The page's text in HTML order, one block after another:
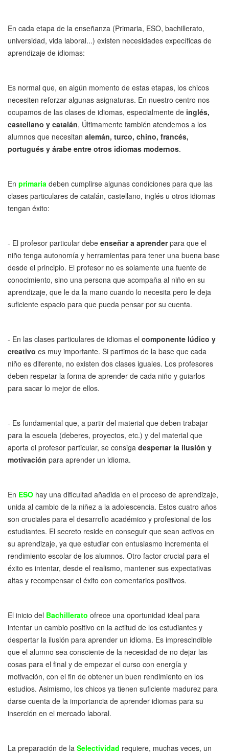
En cada etapa de la enseñanza (Primaria, ESO, bachillerato,
universidad, vida laboral...) existen necesidades expecíficas de
aprendizaje de idiomas:
Es normal que, en algún momento de estas etapas, los chicos
necesiten reforzar algunas asignaturas. En nuestro centro nos
ocupamos de las clases de idiomas, especialmente de inglés,
castellano y catalán, Últimamente también atendemos a los
alumnos que necesitan alemán, turco, chino, francés,
portugués y árabe entre otros idiomas modernos.
En primaria deben cumplirse algunas condiciones para que las
clases particulares de catalán, castellano, inglés u otros idiomas
tengan éxito:
- El profesor particular debe enseñar a aprenderpara que el
niño tenga autonomía y herramientas para tener una buena base
desde el principio. El profesor no es solamente una fuente de
conocimiento, sino una persona que acompaña al niño en su
aprendizaje, que le da la mano cuando lo necesita pero le deja
suficiente espacio para que pueda pensar por su cuenta.
- En las clases particulares de idiomas el componente lúdico y
creativo es muy importante. Si partimos de la base que cada
niño es diferente, no existen dos clases iguales. Los profesores
deben respetar la forma de aprender de cada niño y guiarlos
para sacar lo mejor de ellos.
- Es fundamental que, a partir del material que deben trabajar
para la escuela (deberes, proyectos, etc.) y del material que
aporta el profesor particular, se consiga despertar la ilusión y
motivación para aprender un idioma.
En ESO hay una dificultad añadida en el proceso de aprendizaje,
unida al cambio de la niñez a la adolescencia. Estos cuatro años
son cruciales para el desarrollo académico y profesional de los
estudiantes. El secreto reside en conseguir que sean activos en
su aprendizaje, ya que estudiar con entusiasmo incrementa el
rendimiento escolar de los alumnos. Otro factor crucial para el
éxito es intentar, desde el realismo, mantener sus expectativas
altas y recompensar el éxito con comentarios positivos.
El inicio del Bachillerato ofrece una oportunidad ideal para
intentar un cambio positivo en la actitud de los estudiantes y
despertar la ilusión para aprender un idioma. Es imprescindible
que el alumno sea consciente de la necesidad de no dejar las
cosas para el final y de empezar el curso con energía y
motivación, con el fin de obtener un buen rendimiento en los
estudios. Asimismo, los chicos ya tienen suficiente madurez para
darse cuenta de la importancia de aprender idiomas para su
inserción en el mercado laboral.
La preparación de la Selectividad requiere, muchas veces, un